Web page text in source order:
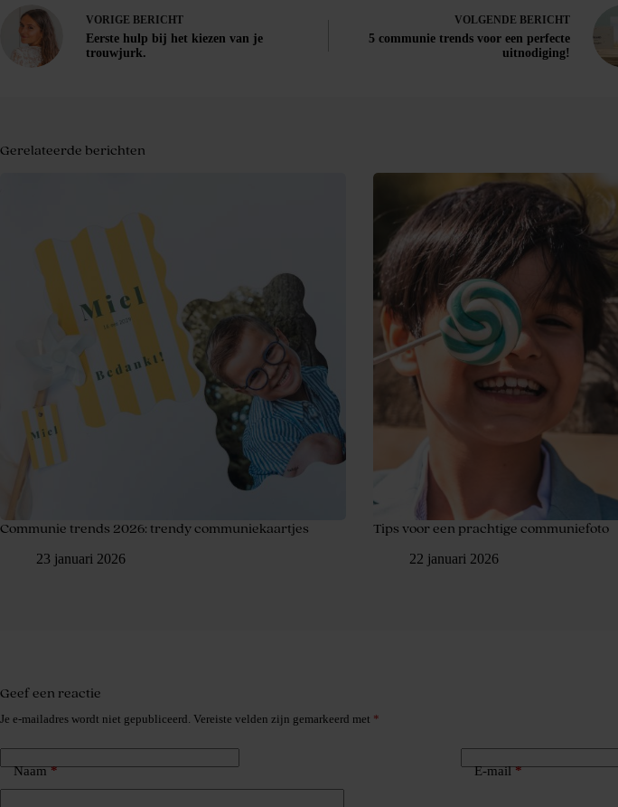
VORIGE BERICHT
Eerste hulp bij het kiezen van je
trouwjurk.
VOLGENDE BERICHT
5 communie trends voor een perfecte
uitnodiging!
Gerelateerde berichten
Communie trends 2026: trendy communiekaartjes
23 januari 2026
Tips voor een prachtige communiefoto
22 januari 2026
Geef een reactie
Je e-mailadres wordt niet gepubliceerd. Vereiste velden zijn gemarkeerd met *
Naam* E-mail*